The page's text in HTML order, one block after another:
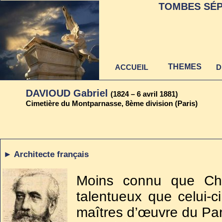
DAVIOUD Gabriel
(1824 – 6 avril 1881)
Cimetière du Montparnasse, 8ème division (Paris)
► Architecte français
Moins connu que
talentueux que celui-
maîtres d’œuvre du
au 22 juin 2021
TOMBES
ACCUEIL THEMES